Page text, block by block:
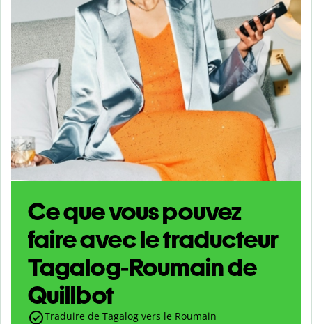
Ce que vous pouvez
faire avec le traducteur
Tagalog-Roumain de
Quillbot
Traduire de Tagalog vers le Roumain